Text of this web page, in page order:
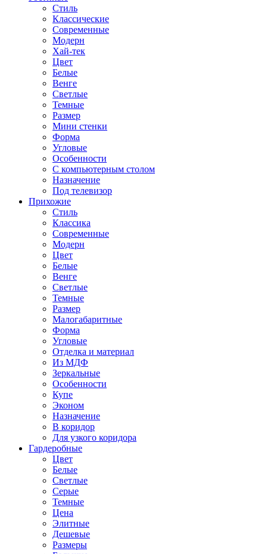
Стиль
Классические
Современные
Модерн
Хай-тек
Цвет
Белые
Венге
Светлые
Темные
Размер
Мини стенки
Форма
Угловые
Особенности
С компьютерным столом
Назначение
Под телевизор
Прихожие
Стиль
Классика
Современные
Модерн
Цвет
Белые
Венге
Светлые
Темные
Размер
Малогабаритные
Форма
Угловые
Отделка и материал
Из МДФ
Зеркальные
Особенности
Купе
Эконом
Назначение
В коридор
Для узкого коридора
Гардеробные
Цвет
Белые
Светлые
Серые
Темные
Цена
Элитные
Дешевые
Размеры